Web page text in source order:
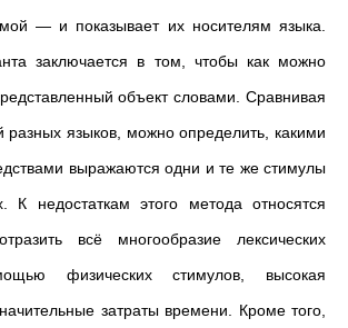
—и показывает их носителям языка.
заключается в том, чтобы как можно
объект словами. Сравнивая
разных языков, можно определить, какими
выражаются одни и те же стимулы
К недостаткам этого метода относятся
всё многообразие лексических
физических стимулов, высокая
затраты времени. Кроме того,